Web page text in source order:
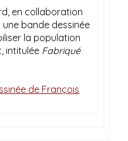
en collaboration
bande dessinée
la population
intitulée Fabriqué
de François